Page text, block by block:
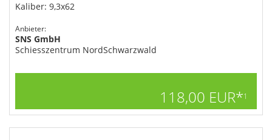
Kaliber: 9,3x62
Anbieter:
SNS GmbH
Schiesszentrum NordSchwarzwald
118,00 EUR*1